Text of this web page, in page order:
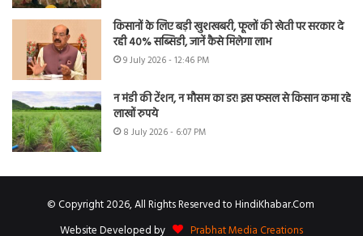
किसानों के लिए बड़ी खुशखबरी, फूलों की खेती पर सरकार दे
रही 40% सब्सिडी, जानें कैसे मिलेगा लाभ
9 July 2026 - 12:46 PM
न मंडी की टेंशन, न मौसम का डर! इस फसल से किसान कमा रहे
लाखों रुपये
8 July 2026 - 6:07 PM
© Copyright 2026, All Rights Reserved to HindiKhabar.Com
Website Developed by
Prabhat Media Creations